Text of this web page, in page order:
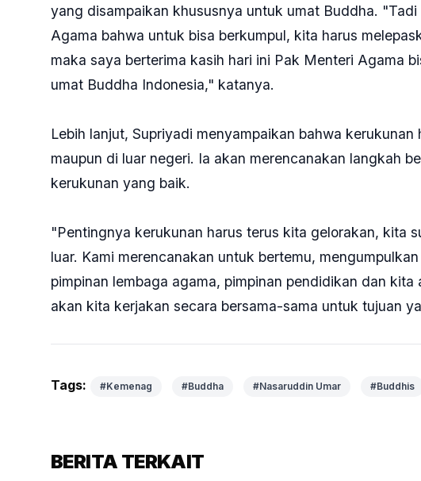
yang disampaikan khususnya untuk umat Buddha.
Agama bahwa untuk bisa berkumpul, kita harus
maka saya berterima kasih hari ini Pak Menteri Agama
umat Buddha Indonesia," katanya.
Lebih lanjut, Supriyadi menyampaikan bahwa
maupun di luar negeri. Ia akan merencanakan langkah
kerukunan yang baik.
"Pentingnya kerukunan harus terus kita gelorakan, kita
luar. Kami merencanakan untuk bertemu,
pimpinan lembaga agama, pimpinan pendidikan dan
akan kita kerjakan secara bersama-sama untuk tujuan
Tags: #Kemenag #Buddha #Nasaruddin Umar #Buddhis
BERITA TERKAIT